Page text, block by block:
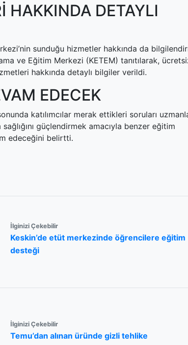
HAKKINDA DETAYLI
sunduğu hizmetler hakkında da
ve Eğitim Merkezi (KETEM) tanıtılarak,
hakkında detaylı bilgiler verildi.
EDECEK
katılımcılar merak ettikleri soruları
güçlendirmek amacıyla benzer eğitim
edeceğini belirtti.
İlginizi Çekebilir
Keskin’de etüt merkezinde öğrencilere eğitim
desteği
İlginizi Çekebilir
Temu’dan alınan üründe gizli tehlike